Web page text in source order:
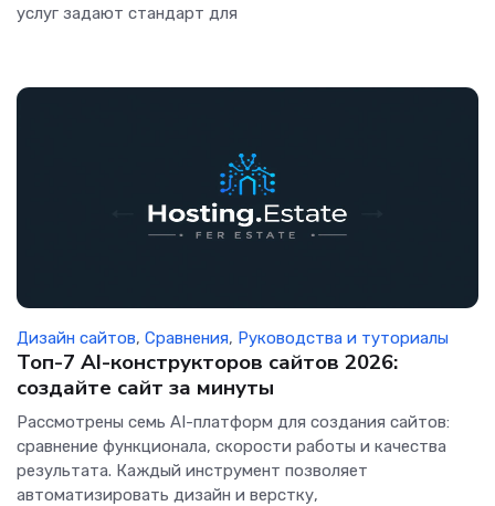
услуг задают стандарт для
Дизайн сайтов, Сравнения, Руководства и туториалы
Топ-7 AI-конструкторов сайтов 2026:
создайте сайт за минуты
Рассмотрены семь AI-платформ для создания сайтов:
сравнение функционала, скорости работы и качества
результата. Каждый инструмент позволяет
автоматизировать дизайн и верстку,